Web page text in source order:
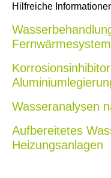
Hilfreiche
Wasseranalysen
Aufbereitetes
Heizungsanlagen